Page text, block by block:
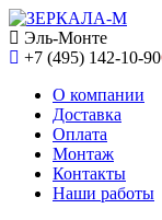
Эль-Монте
+7 (495) 142-10-90
О компании
Доставка
Оплата
Монтаж
Контакты
Наши работы